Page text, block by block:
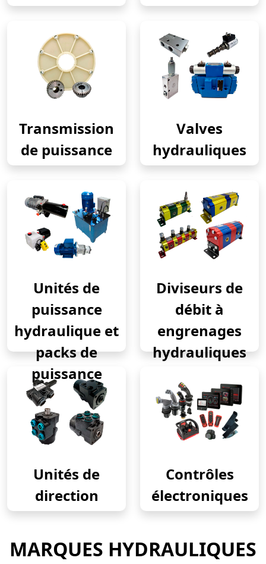
Transmission
de puissance
Valves
hydrauliques
Unités de
puissance
hydraulique et
packs de
puissance
Diviseurs de
débit à
engrenages
hydrauliques
Unités de
direction
Contrôles
électroniques
MARQUES HYDRAULIQUES